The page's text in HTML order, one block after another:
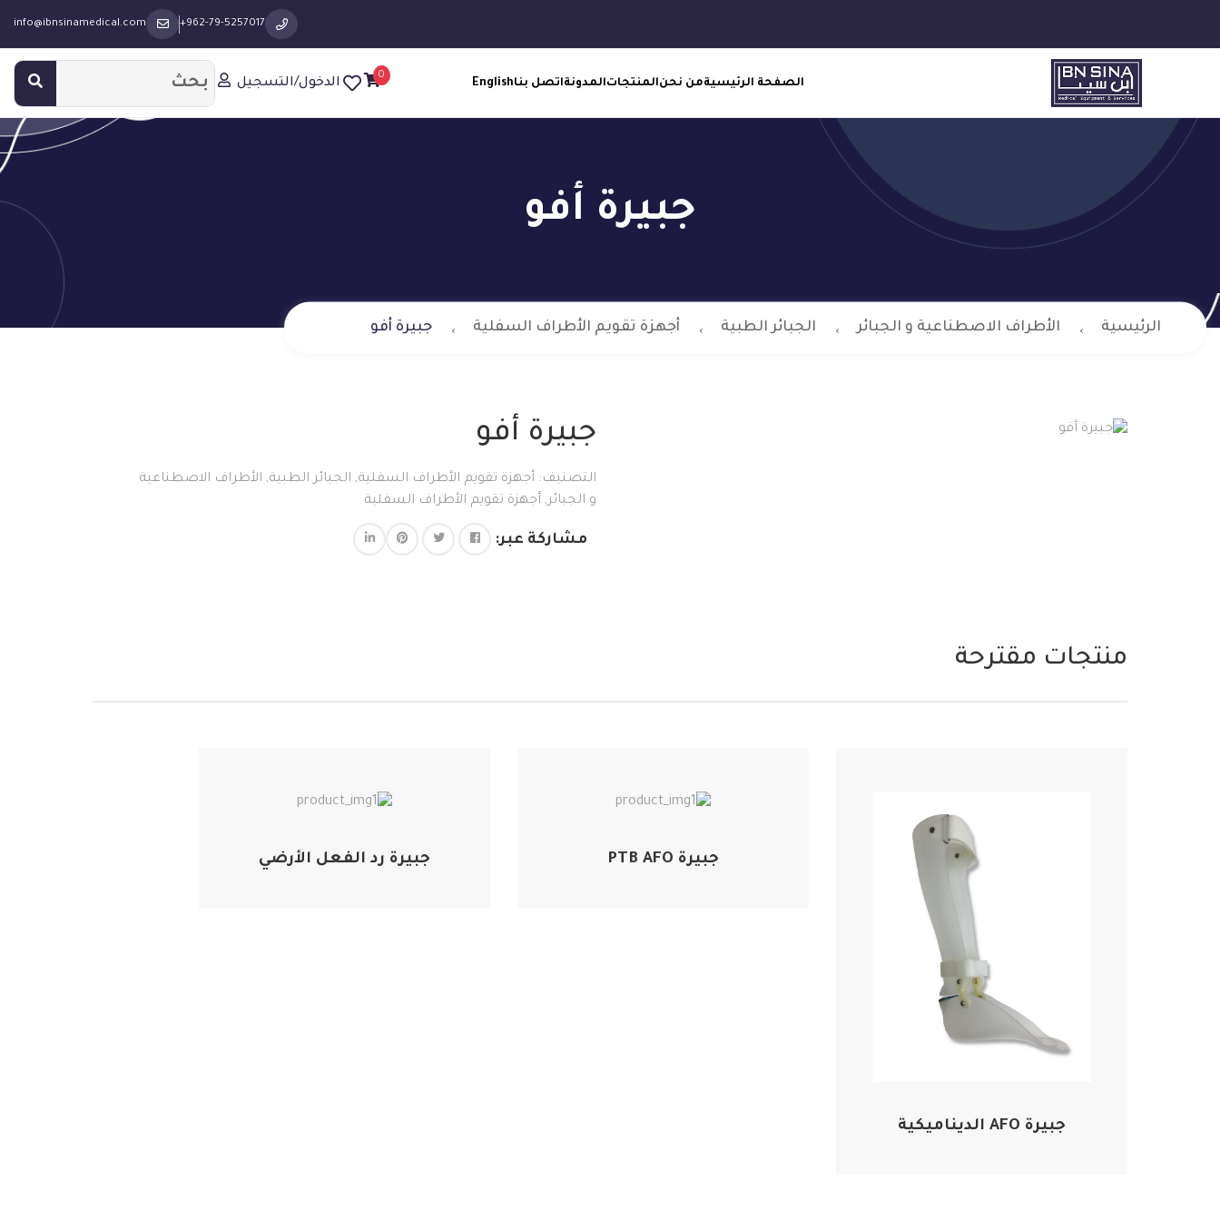
info@ibnsinamedical.com +962-79-5257017
الدخول/التسجيل
0
الصفحة الرئيسيةمن نحنالمنتجاتالمدونةاتصل بناEnglish
جبيرة أفو
الرئيسية الأطراف الاصطناعية و الجبائر الجبائر الطبية أجهزة تقويم الأطراف السفلية جبيرة أفو
جبيرة أفو
التصنيف: أجهزة تقويم الأطراف السفلية, الجبائر الطبية, الأطراف الاصطناعية
و الجبائر, أجهزة تقويم الأطراف السفلية
مشاركة عبر:
منتجات مقترحة
جبيرة AFO الديناميكية
جبيرة PTB AFO جبيرة رد الفعل الأرضي